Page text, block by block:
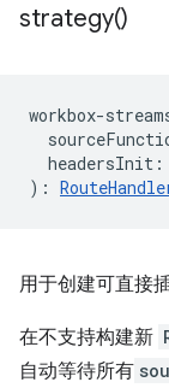
strategy()
workbox-
headersInit :
) :
用于创建可直接
在不支持构建新
自动等待所有